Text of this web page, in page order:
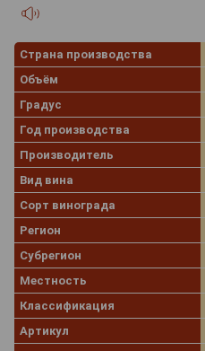
Страна производства
Объём
Градус
Год производства
Производитель
Вид вина
Сорт винограда
Регион
Субрегион
Местность
Классификация
Артикул